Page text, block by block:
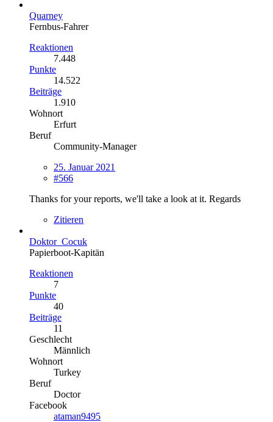
Quarney
Fernbus-Fahrer
Reaktionen
7.448
Punkte
14.522
Beiträge
1.910
Wohnort
Erfurt
Beruf
Community-Manager
25. Januar 2021
#566
Thanks for your reports, we'll take a look at it. Regards
Zitieren
Doktor_Cocuk
Papierboot-Kapitän
Reaktionen
7
Punkte
40
Beiträge
11
Geschlecht
Männlich
Wohnort
Turkey
Beruf
Doctor
Facebook
ataman9495